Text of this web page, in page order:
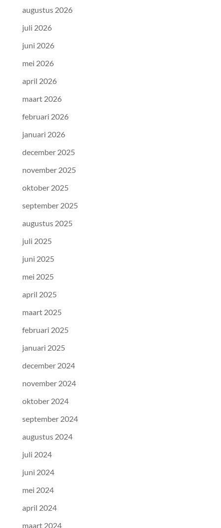
augustus 2026
juli 2026
juni 2026
mei 2026
april 2026
maart 2026
februari 2026
januari 2026
december 2025
november 2025
oktober 2025
september 2025
augustus 2025
juli 2025
juni 2025
mei 2025
april 2025
maart 2025
februari 2025
januari 2025
december 2024
november 2024
oktober 2024
september 2024
augustus 2024
juli 2024
juni 2024
mei 2024
april 2024
maart 2024